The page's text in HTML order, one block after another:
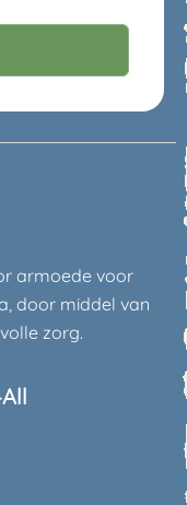
armoede voor
door middel van
zorg.